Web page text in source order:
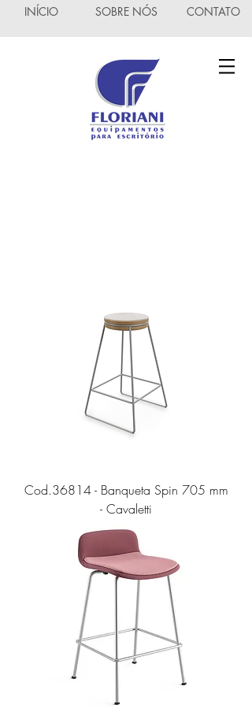
CONTATO
SOBRE NÓS
INÍCIO
Cod.36814 - Banqueta Spin 705 mm
- Cavaletti